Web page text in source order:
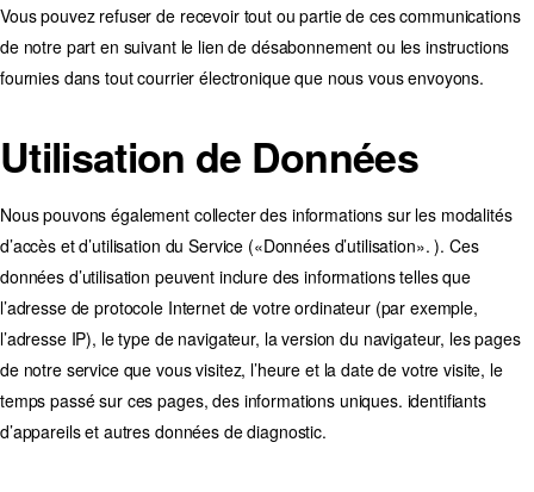
Vous pouvez refuser de recevoir tout ou partie de ces communications
de notre part en suivant le lien de désabonnement ou les instructions
fournies dans tout courrier électronique que nous vous envoyons.
Utilisation de Données
Nous pouvons également collecter des informations sur les modalités
d’accès et d’utilisation du Service («Données d’utilisation». ). Ces
données d’utilisation peuvent inclure des informations telles que
l’adresse de protocole Internet de votre ordinateur (par exemple,
l’adresse IP), le type de navigateur, la version du navigateur, les pages
de notre service que vous visitez, l’heure et la date de votre visite, le
temps passé sur ces pages, des informations uniques. identifiants
d’appareils et autres données de diagnostic.